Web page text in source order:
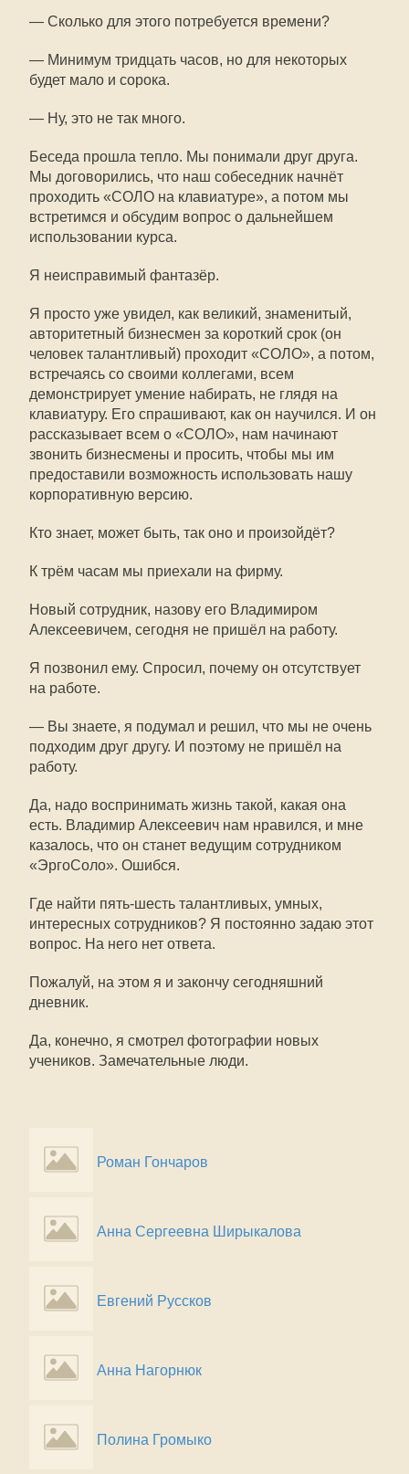
— Сколько для этого потребуется времени?
— Минимум тридцать часов, но для некоторых
будет мало и сорока.
— Ну, это не так много.
Беседа прошла тепло. Мы понимали друг друга.
Мы договорились, что наш собеседник начнёт
проходить «СОЛО на клавиатуре», а потом мы
встретимся и обсудим вопрос о дальнейшем
использовании курса.
Я неисправимый фантазёр.
Я просто уже увидел, как великий, знаменитый,
авторитетный бизнесмен за короткий срок (он
человек талантливый) проходит «СОЛО», а потом,
встречаясь со своими коллегами, всем
демонстрирует умение набирать, не глядя на
клавиатуру. Его спрашивают, как он научился. И он
рассказывает всем о «СОЛО», нам начинают
звонить бизнесмены и просить, чтобы мы им
предоставили возможность использовать нашу
корпоративную версию.
Кто знает, может быть, так оно и произойдёт?
К трём часам мы приехали на фирму.
Новый сотрудник, назову его Владимиром
Алексеевичем, сегодня не пришёл на работу.
Я позвонил ему. Спросил, почему он отсутствует
на работе.
— Вы знаете, я подумал и решил, что мы не очень
подходим друг другу. И поэтому не пришёл на
работу.
Да, надо воспринимать жизнь такой, какая она
есть. Владимир Алексеевич нам нравился, и мне
казалось, что он станет ведущим сотрудником
«ЭргоСоло». Ошибся.
Где найти пять-шесть талантливых, умных,
интересных сотрудников? Я постоянно задаю этот
вопрос. На него нет ответа.
Пожалуй, на этом я и закончу сегодняшний
дневник.
Да, конечно, я смотрел фотографии новых
учеников. Замечательные люди.
Роман Гончаров
Анна Сергеевна Ширыкалова
Евгений Руссков
Анна Нагорнюк
Полина Громыко